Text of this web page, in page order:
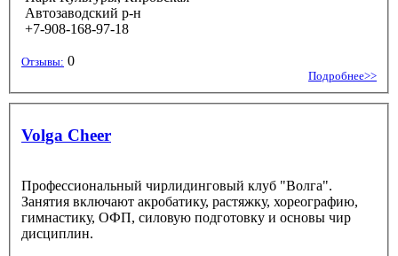
Автозаводский р-н
+7-908-168-97-18
Отзывы: 0
Подробнее>>
Volga Cheer
Профессиональный чирлидинговый клуб "Волга".
Занятия включают акробатику, растяжку, хореографию,
гимнастику, ОФП, силовую подготовку и основы чир
дисциплин.